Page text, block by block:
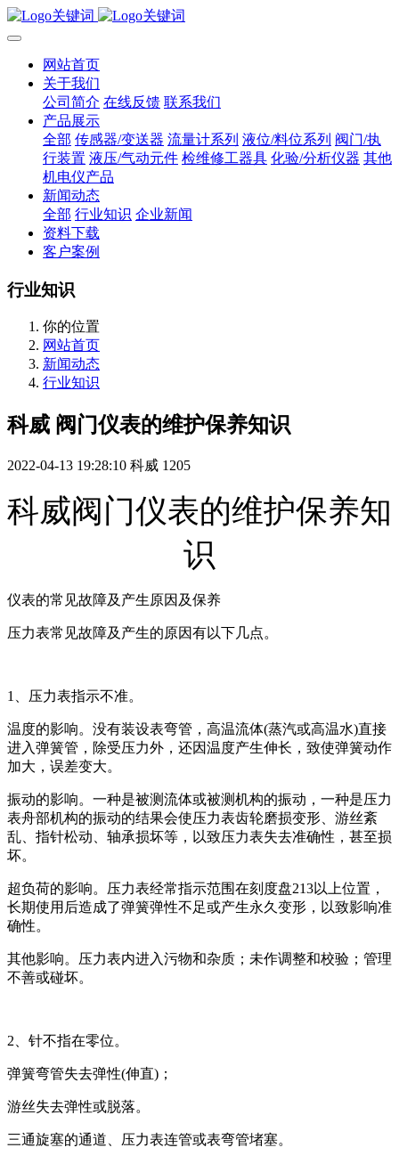
网站首页
关于我们
公司简介 在线反馈 联系我们
产品展示
全部 传感器/变送器 流量计系列 液位/料位系列 阀门/执
行装置 液压/气动元件 检维修工器具 化验/分析仪器 其他
机电仪产品
新闻动态
全部 行业知识 企业新闻
资料下载
客户案例
行业知识
你的位置
网站首页
新闻动态
行业知识
科威 阀门仪表的维护保养知识
2022-04-13 19:28:10 科威 1205
科威阀门仪表的维护保养知
识
仪表的常见故障及产生原因及保养
压力表常见故障及产生的原因有以下几点。
1、压力表指示不准。
温度的影响。没有装设表弯管，高温流体(蒸汽或高温水)直接
进入弹簧管，除受压力外，还因温度产生伸长，致使弹簧动作
加大，误差变大。
振动的影响。一种是被测流体或被测机构的振动，一种是压力
表舟部机构的振动的结果会使压力表齿轮磨损变形、游丝紊
乱、指针松动、轴承损坏等，以致压力表失去准确性，甚至损
坏。
超负荷的影响。压力表经常指示范围在刻度盘213以上位置，
长期使用后造成了弹簧弹性不足或产生永久变形，以致影响准
确性。
其他影响。压力表内进入污物和杂质；未作调整和校验；管理
不善或碰坏。
2、针不指在零位。
弹簧弯管失去弹性(伸直)；
游丝失去弹性或脱落。
三通旋塞的通道、压力表连管或表弯管堵塞。